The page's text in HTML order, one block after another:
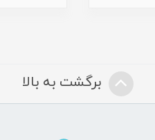
برگشت به بالا